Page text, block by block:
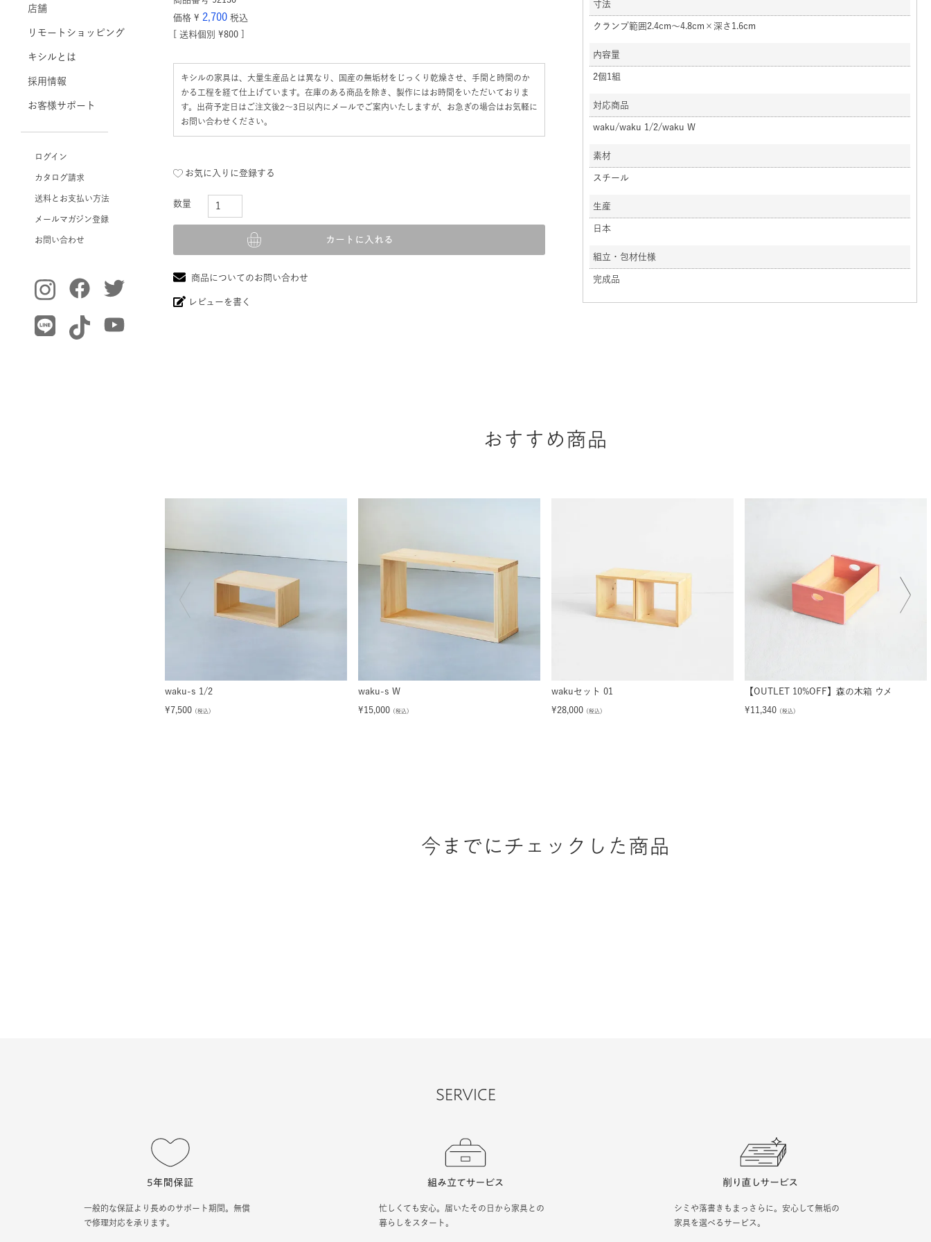
店舗
リモートショッピング
キシルとは
採用情報
お客様サポート
ログイン
カタログ請求
送料とお支払い方法
メールマガジン登録
お問い合わせ
価格 ¥ 2,700 税込
送料個別
¥800
キシルの家具は、大量生産品とは異なり、国産の無垢材をじっくり乾燥させ、手間と時間のか
かる工程を経て仕上げています。在庫のある商品を除き、製作にはお時間をいただいておりま
す。出荷予定日はご注文後2〜3日以内にメールでご案内いたしますが、お急ぎの場合はお気軽に
お問い合わせください。
お気に入りに登録する
カートに入れる
商品についてのお問い合わせ
レビューを書く
寸法
クランプ範囲2.4cm～4.8cm×深さ1.6cm
内容量
2個1組
対応商品
waku/waku 1/2/waku W
素材
スチール
生産
日本
組立・包材仕様
完成品
おすすめ商品
waku-s 1/2
¥7,500 （税込）
waku-s W
¥15,000 （税込）
wakuセット 01
¥28,000 （税込）
【OUTLET 10%OFF】森の木箱 ウメ
¥11,340 （税込）
今までにチェックした商品
SERVICE
一般的な保証より長めのサポート期間。無償
で修理対応を承ります。
忙しくても安心。届いたその日から家具との
暮らしをスタート。
シミや落書きもまっさらに。安心して無垢の
家具を選べるサービス。